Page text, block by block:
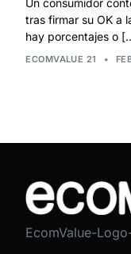
Un consumidor
tras firmar su OK a
hay porcentajes o
ECOMVALUE 21 •
EcomValue-